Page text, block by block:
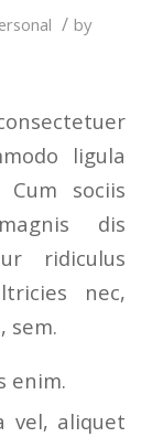
/ by
ligula
sociis
dis
ridiculus
nec,
sem.
enim.
vel, aliquet